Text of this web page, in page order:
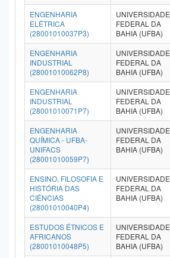
ENGENHARIA
ELÉTRICA
(28001010037P3)
UNIVERSIDADE
FEDERAL DA
BAHIA (UFBA)
ENGENHARIA
INDUSTRIAL
(28001010062P8)
UNIVERSIDADE
FEDERAL DA
BAHIA (UFBA)
ENGENHARIA
INDUSTRIAL
(28001010071P7)
UNIVERSIDADE
FEDERAL DA
BAHIA (UFBA)
ENGENHARIA
QUÍMICA - UFBA-
UNIFACS
(28001010059P7)
UNIVERSIDADE
FEDERAL DA
BAHIA (UFBA)
ENSINO, FILOSOFIA E
HISTÓRIA DAS
CIÊNCIAS
(28001010040P4)
UNIVERSIDADE
FEDERAL DA
BAHIA (UFBA)
ESTUDOS ÉTNICOS E
AFRICANOS
(28001010048P5)
UNIVERSIDADE
FEDERAL DA
BAHIA (UFBA)